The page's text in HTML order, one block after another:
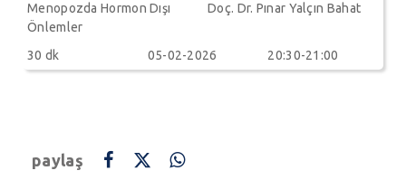
Menopozda Hormon Dışı
Önlemler
Doç. Dr. Pınar Yalçın Bahat
30 dk 05-02-2026 20:30-21:00
paylaş